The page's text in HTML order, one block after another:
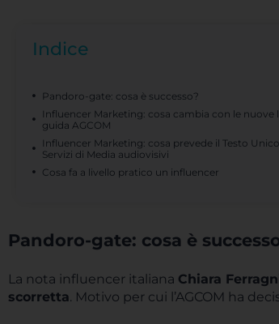
Indice
Pandoro-gate: cosa è successo?
Influencer Marketing: cosa cambia con le nuove
guida AGCOM
Influencer Marketing: cosa prevede il Testo
Servizi di Media audiovisivi
Cosa fa a livello pratico un influencer
Pandoro-gate: cosa è
La nota influencer italiana Chiara
scorretta. Motivo per cui l’AGCOM ha